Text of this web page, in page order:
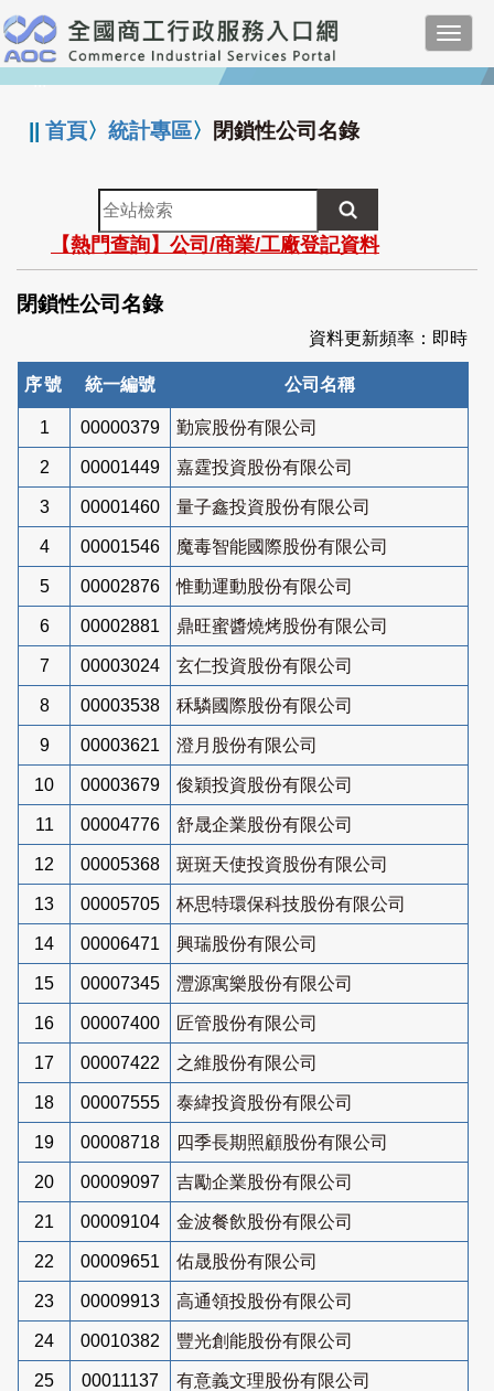
跳
到
主
要
:::
||首頁〉統計專區〉 閉鎖性公司名錄
全
站
檢
索
【熱門查詢】公司/商業/工廠登記資料
閉鎖性公司名錄
資料更新頻率：即時
序號 統一編號 公司名稱
1 00000379 勤宸股份有限公司
2 00001449 嘉霆投資股份有限公司
3 00001460 量子鑫投資股份有限公司
4 00001546 魔毒智能國際股份有限公司
5 00002876 惟動運動股份有限公司
6 00002881 鼎旺蜜醬燒烤股份有限公司
7 00003024 玄仁投資股份有限公司
8 00003538 秝驎國際股份有限公司
9 00003621 澄月股份有限公司
10 00003679 俊穎投資股份有限公司
11 00004776 舒晟企業股份有限公司
12 00005368 斑斑天使投資股份有限公司
13 00005705 杯思特環保科技股份有限公司
14 00006471 興瑞股份有限公司
15 00007345 灃源寓樂股份有限公司
16 00007400 匠管股份有限公司
17 00007422 之維股份有限公司
18 00007555 泰緯投資股份有限公司
19 00008718 四季長期照顧股份有限公司
20 00009097 吉勵企業股份有限公司
21 00009104 金波餐飲股份有限公司
22 00009651 佑晟股份有限公司
23 00009913 高通領投股份有限公司
24 00010382 豐光創能股份有限公司
25 00011137 有意義文理股份有限公司